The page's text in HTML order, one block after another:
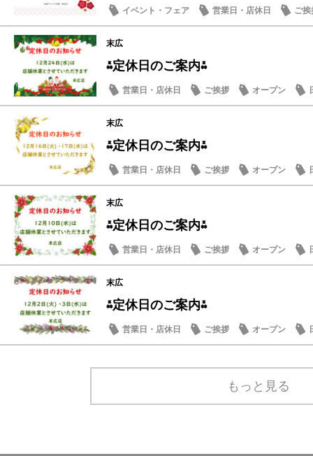
イベント・フェア 営業日・店休日 ご挨
末広
⁂定休日のご案内⁂
営業日・店休日 ご挨拶 オープン
末広
⁂定休日のご案内⁂
営業日・店休日 ご挨拶 オープン
末広
⁂定休日のご案内⁂
営業日・店休日 ご挨拶 オープン
末広
⁂定休日のご案内⁂
営業日・店休日 ご挨拶 オープン
もっと見る